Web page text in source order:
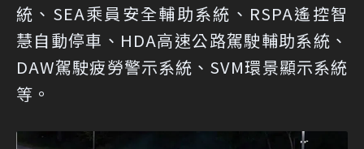
統、SEA乘員安全輔助系統、RSPA遙控智
慧自動停車、HDA高速公路駕駛輔助系統、
DAW駕駛疲勞警示系統、SVM環景顯示系統
等。